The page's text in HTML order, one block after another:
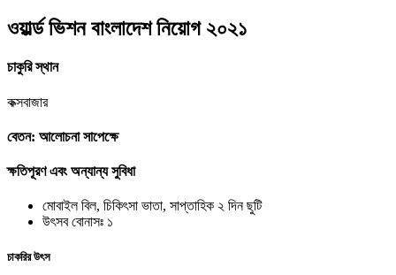
ওয়ার্ল্ড ভিশন বাংলাদেশ নিয়োগ ২০২১
চাকুরি স্থান
কক্সবাজার
বেতন: আলোচনা সাপেক্ষে
ক্ষতিপূরণ এবং অন্যান্য সুবিধা
মোবাইল বিল, চিকিৎসা ভাতা, সাপ্তাহিক ২ দিন ছুটি
উৎসব বোনাসঃ ১
চাকরির উৎস